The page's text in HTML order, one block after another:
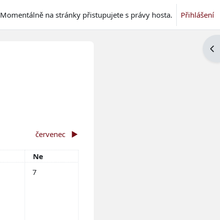
Momentálně na stránky přistupujete s právy hosta. Přihlášení
červenec ▶︎
Neděle
Ne
června sobota, 6. června
Žádné události, neděle, 7. června
7